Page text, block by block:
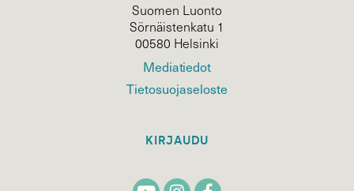
Suomen Luonto
Sörnäistenkatu 1
00580 Helsinki
Mediatiedot
Tietosuojaseloste
KIRJAUDU